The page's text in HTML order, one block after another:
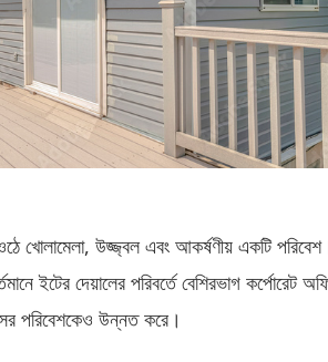
খোলামেলা, উজ্জ্বল এবং আকর্ষণীয় একটি
ইটের দেয়ালের পরিবর্তে বেশিরভাগ কর্পোরেট
পরিবেশকেও উন্নত করে।